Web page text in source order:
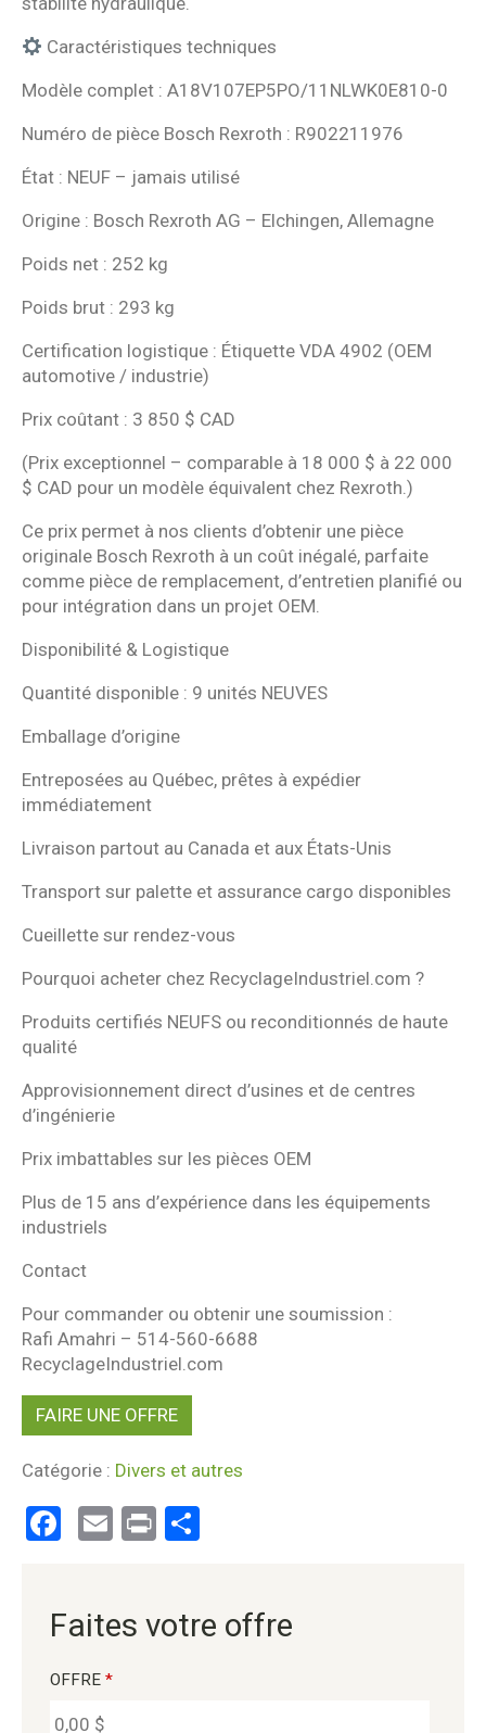
Caractéristiques techniques
Modèle complet : A18V107EP5PO/11NLWK0E810-0
Numéro de pièce Bosch Rexroth : R902211976
État : NEUF – jamais utilisé
Origine : Bosch Rexroth AG – Elchingen, Allemagne
Poids net : 252 kg
Poids brut : 293 kg
Certification logistique : Étiquette VDA 4902 (OEM
automotive / industrie)
Prix coûtant : 3 850 $ CAD
(Prix exceptionnel – comparable à 18 000 $ à 22 000
$ CAD pour un modèle équivalent chez Rexroth.)
Ce prix permet à nos clients d’obtenir une pièce
originale Bosch Rexroth à un coût inégalé, parfaite
comme pièce de remplacement, d’entretien planifié ou
pour intégration dans un projet OEM.
Disponibilité & Logistique
Quantité disponible : 9 unités NEUVES
Emballage d’origine
Entreposées au Québec, prêtes à expédier
immédiatement
Livraison partout au Canada et aux États-Unis
Transport sur palette et assurance cargo disponibles
Cueillette sur rendez-vous
Pourquoi acheter chez RecyclageIndustriel.com ?
Produits certifiés NEUFS ou reconditionnés de haute
qualité
Approvisionnement direct d’usines et de centres
d’ingénierie
Prix imbattables sur les pièces OEM
Plus de 15 ans d’expérience dans les équipements
industriels
Contact
Pour commander ou obtenir une soumission :
Rafi Amahri – 514-560-6688
RecyclageIndustriel.com
FAIRE UNE OFFRE
Catégorie : Divers et autres
Facebook
EmailPrint
Faites votre offre
OFFRE *